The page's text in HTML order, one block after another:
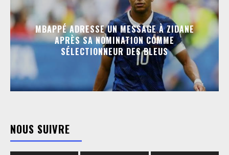
MBAPPÉ ADRESSE UN MESSAGE À ZIDANE
APRÈS SA NOMINATION COMME
SÉLECTIONNEUR DES BLEUS
NOUS SUIVRE